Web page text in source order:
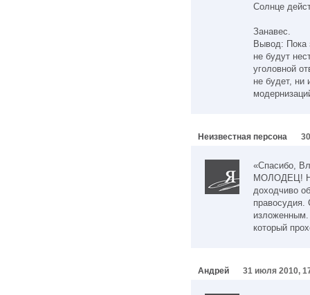
Солнце
Занавес.
Вывод: Пока
не будут
уголовной
не будет, ни
Неизвестная персона
«Спасибо,
МОЛОДЕЦ!
доходчиво
правосудия.
изложенным.
который
Андрей 31 июля 2010,